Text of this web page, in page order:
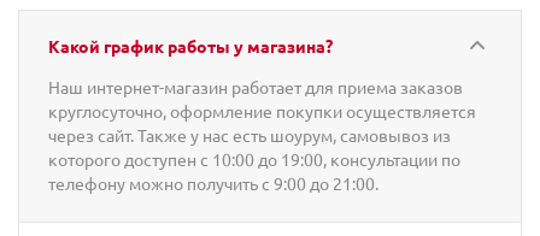
Какой график работы у магазина?
Наш интернет-магазин работает для приема заказов
круглосуточно, оформление покупки осуществляется
через сайт. Также у нас есть шоурум, самовывоз из
которого доступен с 10:00 до 19:00, консультации по
телефону можно получить с 9:00 до 21:00.